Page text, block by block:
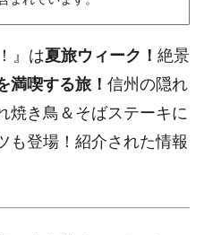
』は夏旅ウィーク！ 絶景
満喫する旅！ 信州の隠れ
焼き鳥＆そばステーキに
も登場！紹介された情報